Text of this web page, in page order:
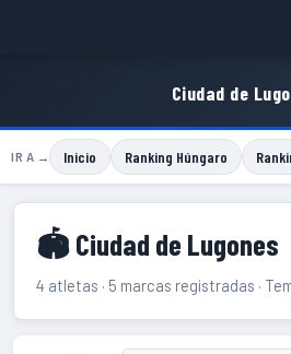
Ciudad de
IR A → Inicio Ranking Húngaro
🏟 Ciudad de Lugones
4 atletas · 5 marcas registradas ·